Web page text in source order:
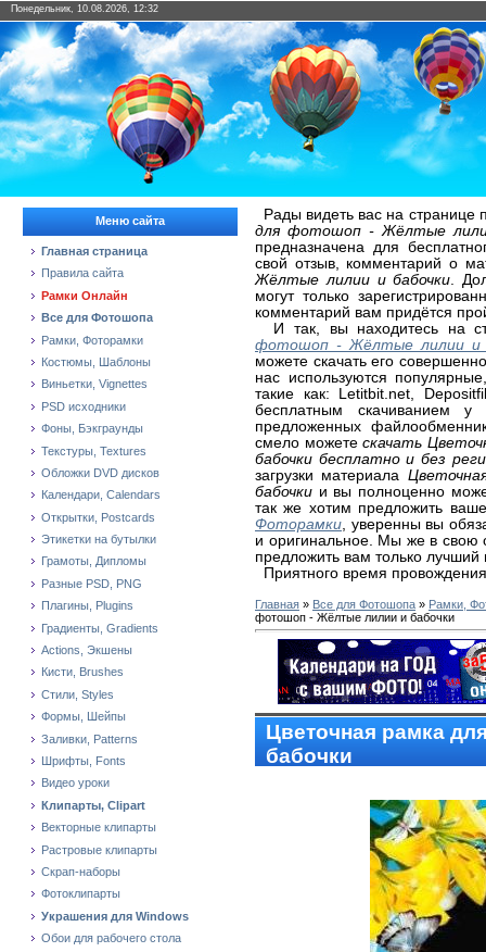
Понедельник, 10.08.2026, 12:32
Меню сайта
Главная страница
Правила сайта
Рамки Онлайн
Все для Фотошопа
Рамки, Фоторамки
Костюмы, Шаблоны
Виньетки, Vignettes
PSD исходники
Фоны, Бэкграунды
Текстуры, Textures
Обложки DVD дисков
Календари, Calendars
Открытки, Postcards
Этикетки на бутылки
Грамоты, Дипломы
Разные PSD, PNG
Плагины, Plugins
Градиенты, Gradients
Actions, Экшены
Кисти, Brushes
Стили, Styles
Формы, Шейпы
Заливки, Patterns
Шрифты, Fonts
Видео уроки
Клипарты, Clipart
Векторные клипарты
Растровые клипарты
Скрап-наборы
Фотоклипарты
Украшения для Windows
Обои для рабочего стола
Рады видеть вас на странице
для фотошоп - Жёлтые
предназначена для
свой отзыв, комментарий о
Жёлтые лилии и бабочки.
могут только
комментарий вам придётся
И так, вы находитесь на
фотошоп - Жёлтые лилии и
можете скачать его
нас используются
такие как: Letitbit.net,
бесплатным скачиванием
предложенных
смело можетескачать
бабочки бесплатно и без
загрузки материала
бабочки и вы полноценно
так же хотим предложить
Фоторамки, уверенны вы
и оригинальное. Мы же в свою
предложить вам только
Приятного время
Главная » Все для Фотошопа » Рамки,
фотошоп - Жёлтые лилии и бабочки
Цветочная рамка
бабочки